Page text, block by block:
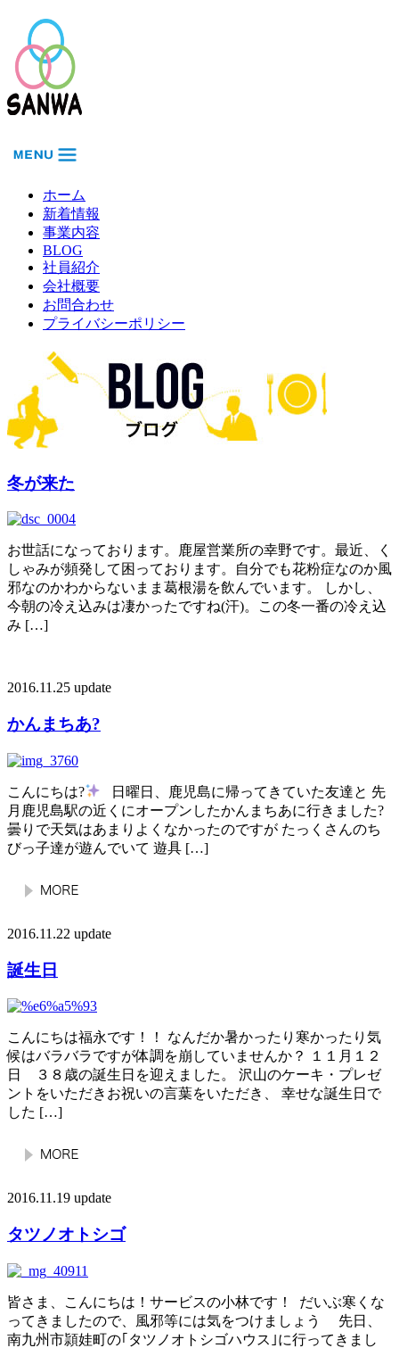
ホーム
新着情報
事業内容
BLOG
社員紹介
会社概要
お問合わせ
プライバシーポリシー
冬が来た
お世話になっております。鹿屋営業所の幸野です。最近、く
しゃみが頻発して困っております。自分でも花粉症なのか風
邪なのかわからないまま葛根湯を飲んでいます。 しかし、
今朝の冷え込みは凄かったですね(汗)。この冬一番の冷え込
み […]
2016.11.25 update
かんまちあ?
こんにちは?
日曜日、鹿児島に帰ってきていた友達と 先
月鹿児島駅の近くにオープンしたかんまちあに行きました?
曇りで天気はあまりよくなかったのですが たっくさんのち
びっ子達が遊んでいて 遊具 […]
2016.11.22 update
誕生日
こんにちは福永です！！ なんだか暑かったり寒かったり気
候はバラバラですが体調を崩していませんか？ １１月１２
日 ３８歳の誕生日を迎えました。 沢山のケーキ・プレゼ
ントをいただきお祝いの言葉をいただき、 幸せな誕生日で
した […]
2016.11.19 update
タツノオトシゴ
皆さま、こんにちは！サービスの小林です！ だいぶ寒くな
ってきましたので、風邪等には気をつけましょう 先日、
南九州市頴娃町の｢タツノオトシゴハウス｣に行ってきまし